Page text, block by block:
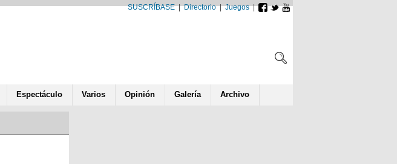
SUSCRÍBASE|Directorio|Juegos|
Espectáculo Varios Opinión Galería Archivo